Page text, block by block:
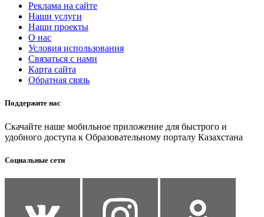
Реклама на сайте
Наши услуги
Наши проекты
О нас
Условия использования
Связаться с нами
Карта сайта
Обратная связь
Поддержите нас
Скачайте наше мобильное приложение для быстрого и
удобного доступа к Образовательному порталу Казахстана
Социальные сети